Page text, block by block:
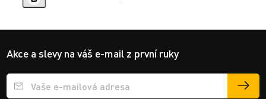
Akce a slevy na váš e-mail z první ruky
Přihlášení e-mailu k odběru